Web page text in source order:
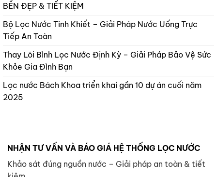
BỀN ĐẸP & TIẾT KIỆM
Bộ Lọc Nước Tinh Khiết – Giải Pháp Nước Uống Trực
Tiếp An Toàn
Thay Lõi Bình Lọc Nước Định Kỳ – Giải Pháp Bảo Vệ Sức
Khỏe Gia Đình Bạn
Lọc nước Bách Khoa triển khai gần 10 dự án cuối năm
2025
NHẬN TƯ VẤN VÀ BÁO GIÁ HỆ THỐNG LỌC NƯỚC
Khảo sát đúng nguồn nước – Giải pháp an toàn & tiết